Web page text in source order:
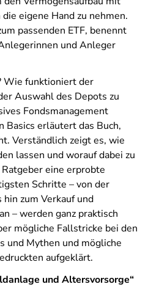
eigene Hand zu nehmen.
passenden ETF, benennt
und Anleger
Wie funktioniert der
Auswahl des Depots zu
Fondsmanagement
Basics erläutert das Buch,
Verständlich zeigt es, wie
lassen und worauf dabei zu
eine erprobte
Schritte – von der
zum Verkauf und
– werden ganz praktisch
mögliche Fallstricke bei den
und Mythen und mögliche
aufgeklärt.
und Altersvorsorge“